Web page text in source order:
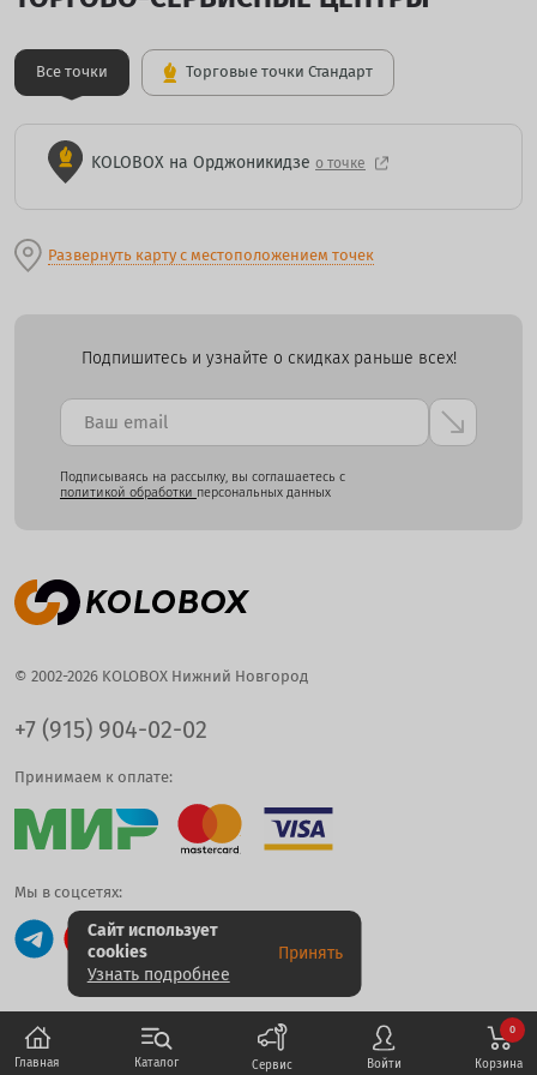
Все точки Торговые точки Стандарт
KOLOBOX на Орджоникидзе о точке
Развернуть карту с местоположением точек
Подпишитесь и узнайте о скидках раньше всех!
Подписываясь на рассылку, вы соглашаетесь с
политикой обработки персональных данных
© 2002-2026 KOLOBOX Нижний Новгород
+7 (915) 904-02-02
Принимаем к оплате:
Мы в соцсетях:
Главная Каталог Сервис Войти
0
Корзина
Сайт использует
cookies
Узнать подробнее
Принять